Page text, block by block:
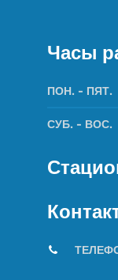
Часы
ПОН. - ПЯТ.
СУБ. - ВОС.